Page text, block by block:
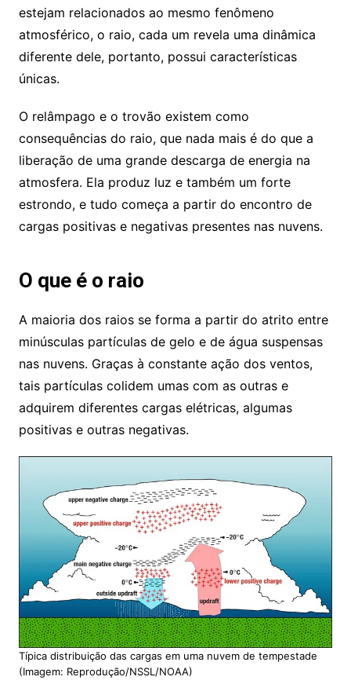
estejam relacionados ao mesmo fenômeno
atmosférico, o raio, cada um revela uma dinâmica
diferente dele, portanto, possui características
únicas.
O relâmpago e o trovão existem como
consequências do raio, que nada mais é do que a
liberação de uma grande descarga de energia na
atmosfera. Ela produz luz e também um forte
estrondo, e tudo começa a partir do encontro de
cargas positivas e negativas presentes nas nuvens.
O que é o raio
A maioria dos raios se forma a partir do atrito entre
minúsculas partículas de gelo e de água suspensas
nas nuvens. Graças à constante ação dos ventos,
tais partículas colidem umas com as outras e
adquirem diferentes cargas elétricas, algumas
positivas e outras negativas.
Típica distribuição das cargas em uma nuvem de tempestade
(Imagem: Reprodução/NSSL/NOAA)